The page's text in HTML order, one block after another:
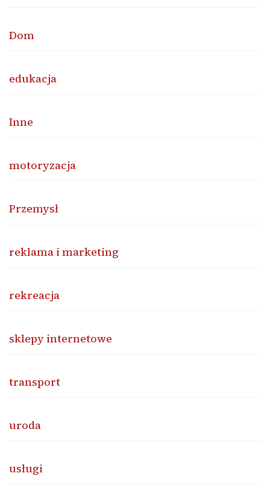
Dom
edukacja
Inne
motoryzacja
Przemysł
reklama i marketing
rekreacja
sklepy internetowe
transport
uroda
usługi